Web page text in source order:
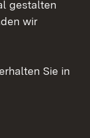
gestalten
wir
Sie in